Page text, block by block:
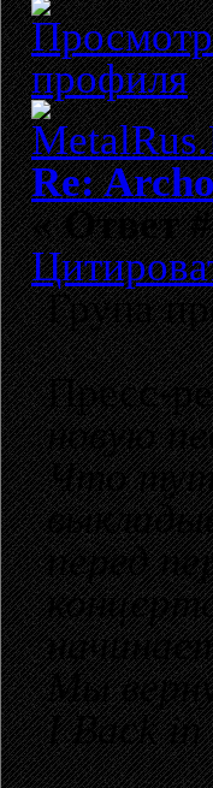
Re:
«Ответ
Група
Пресс-
новую
Что тут
перед
Мы
I Back in